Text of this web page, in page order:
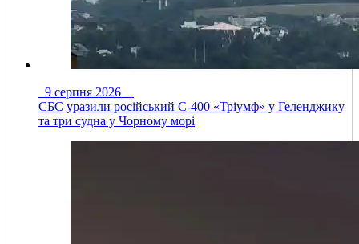
9 серпня 2026
СБС уразили російський С-400 «Тріумф» у Геленджику
та три судна у Чорному морі